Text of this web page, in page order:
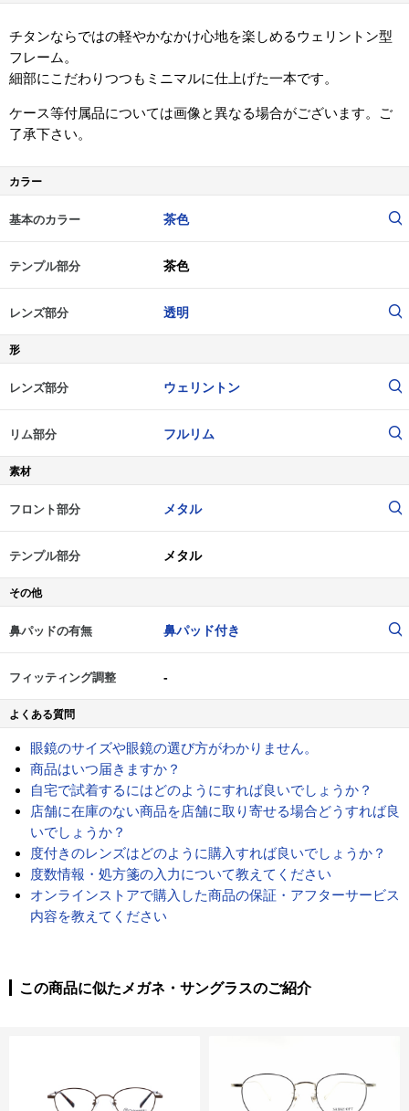
チタンならではの軽やかなかけ心地を楽しめるウェリントン型
フレーム。
細部にこだわりつつもミニマルに仕上げた一本です。
ケース等付属品については画像と異なる場合がございます。ご
了承下さい。
カラー
基本のカラー 茶色
テンプル部分 茶色
レンズ部分 透明
形
レンズ部分 ウェリントン
リム部分 フルリム
素材
フロント部分 メタル
テンプル部分 メタル
その他
鼻パッドの有無 鼻パッド付き
フィッティング調整 -
よくある質問
眼鏡のサイズや眼鏡の選び方がわかりません。
商品はいつ届きますか？
自宅で試着するにはどのようにすれば良いでしょうか？
店舗に在庫のない商品を店舗に取り寄せる場合どうすれば良
いでしょうか？
度付きのレンズはどのように購入すれば良いでしょうか？
度数情報・処方箋の入力について教えてください
オンラインストアで購入した商品の保証・アフターサービス
内容を教えてください
この商品に似たメガネ・サングラスのご紹介